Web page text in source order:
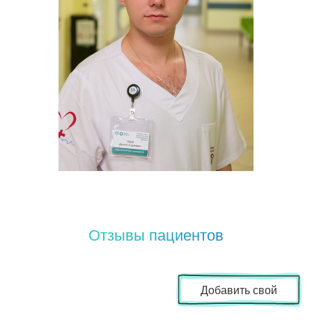
Отзывы пациентов
Добавить свой